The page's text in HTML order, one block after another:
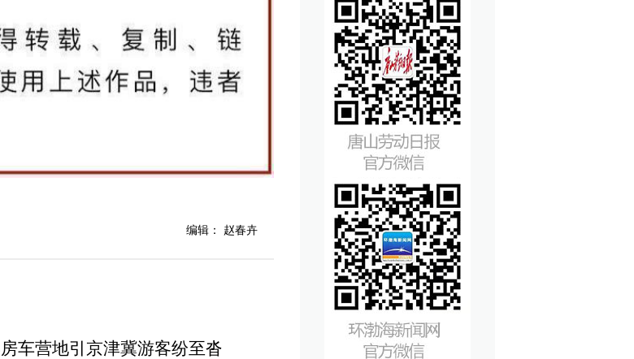
编辑： 赵春卉
车营地引京津冀游客纷至沓